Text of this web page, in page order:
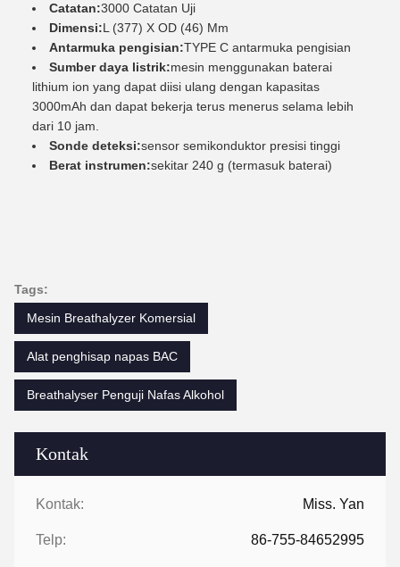
Kontak
Kontak: Miss. Yan
Telp: 86-755-84652995
Catatan:3000 Catatan Uji
Dimensi:L (377) X OD (46) Mm
Antarmuka pengisian:TYPE C antarmuka pengisian
Sumber daya listrik:mesin menggunakan baterai
lithium ion yang dapat diisi ulang dengan kapasitas
3000mAh dan dapat bekerja terus menerus selama lebih
dari 10 jam.
Sonde deteksi:sensor semikonduktor presisi tinggi
Berat instrumen:sekitar 240 g (termasuk baterai)
Tags:
Mesin Breathalyzer Komersial
Alat penghisap napas BAC
Breathalyser Penguji Nafas Alkohol